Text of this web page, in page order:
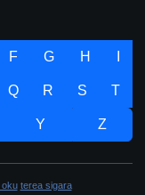
F G H
Q R S T
Y Z
oku terea sigara